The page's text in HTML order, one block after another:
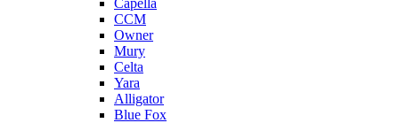
Capella
CCM
Owner
Mury
Celta
Yara
Alligator
Blue Fox